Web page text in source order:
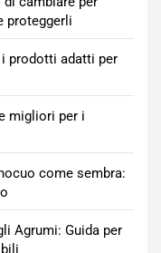
proteggerli
prodotti adatti per
migliori per i
come sembra:
Agrumi: Guida per